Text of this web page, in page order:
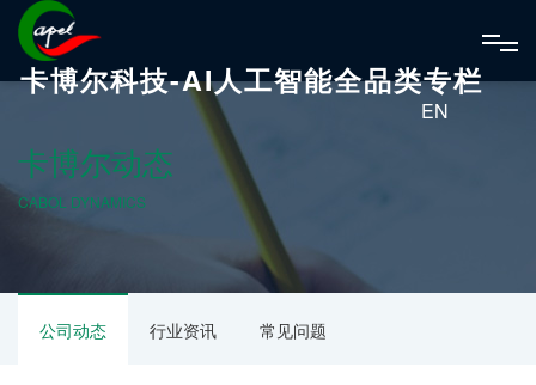
卡博尔科技-AI人工智能全品类专栏
EN
卡博尔动态
CABOL DYNAMICS
公司动态 行业资讯 常见问题